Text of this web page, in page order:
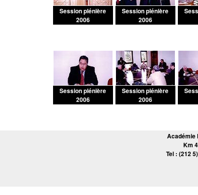
Session plénière
2006
Session plénière
2006
Session plénière
2006
Session plénière
2006
Académie
Km
Tel : (212